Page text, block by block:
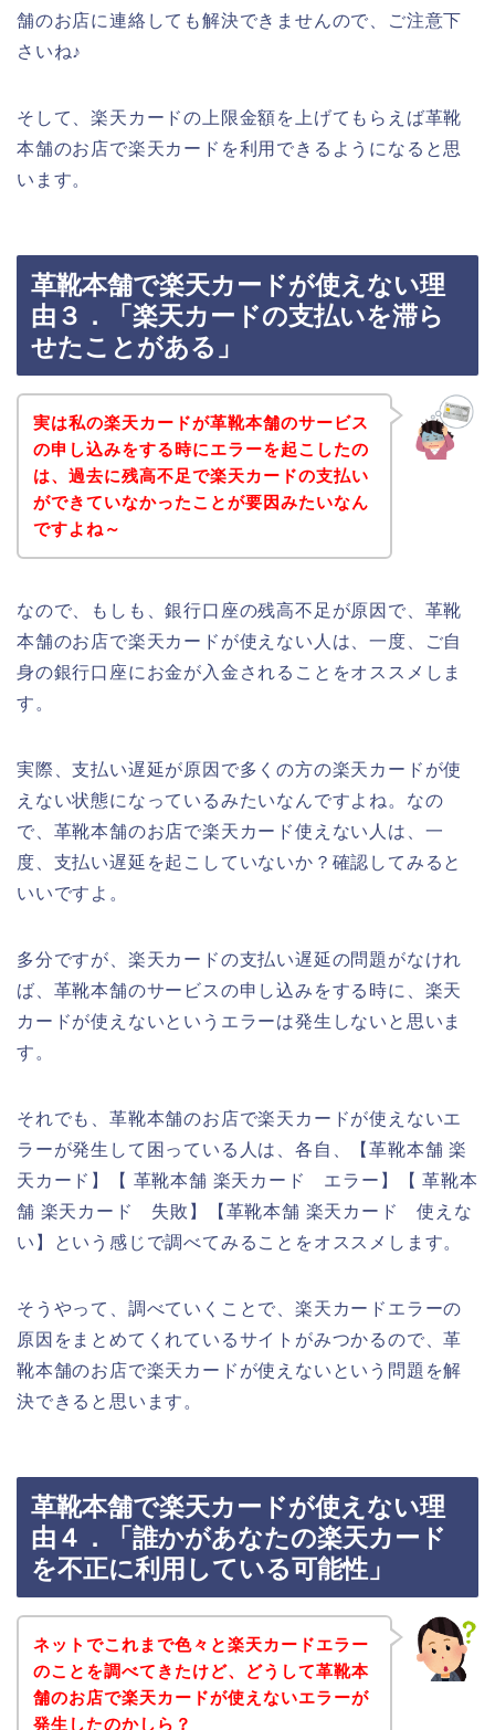
舗のお店に連絡しても解決できませんので、ご注意下
さいね♪
そして、楽天カードの上限金額を上げてもらえば革靴
本舗のお店で楽天カードを利用できるようになると思
います。
革靴本舗で楽天カードが使えない理
由３．「楽天カードの支払いを滞ら
せたことがある」
実は私の楽天カードが革靴本舗のサービス
の申し込みをする時にエラーを起こしたの
は、過去に残高不足で楽天カードの支払い
ができていなかったことが要因みたいなん
ですよね～
なので、もしも、銀行口座の残高不足が原因で、革靴
本舗のお店で楽天カードが使えない人は、一度、ご自
身の銀行口座にお金が入金されることをオススメしま
す。
実際、支払い遅延が原因で多くの方の楽天カードが使
えない状態になっているみたいなんですよね。なの
で、革靴本舗のお店で楽天カード使えない人は、一
度、支払い遅延を起こしていないか？確認してみると
いいですよ。
多分ですが、楽天カードの支払い遅延の問題がなけれ
ば、革靴本舗のサービスの申し込みをする時に、楽天
カードが使えないというエラーは発生しないと思いま
す。
それでも、革靴本舗のお店で楽天カードが使えないエ
ラーが発生して困っている人は、各自、【革靴本舗 楽
天カード】【 革靴本舗 楽天カード エラー】【 革靴本
舗 楽天カード 失敗】【革靴本舗 楽天カード 使えな
い】という感じで調べてみることをオススメします。
そうやって、調べていくことで、楽天カードエラーの
原因をまとめてくれているサイトがみつかるので、革
靴本舗のお店で楽天カードが使えないという問題を解
決できると思います。
革靴本舗で楽天カードが使えない理
由４．「誰かがあなたの楽天カード
を不正に利用している可能性」
ネットでこれまで色々と楽天カードエラー
のことを調べてきたけど、どうして革靴本
舗のお店で楽天カードが使えないエラーが
発生したのかしら？